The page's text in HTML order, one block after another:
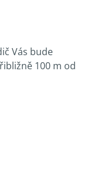
Vás bude
100 m od